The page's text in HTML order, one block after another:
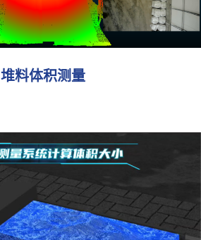
堆料体积测量
堆料体积测量